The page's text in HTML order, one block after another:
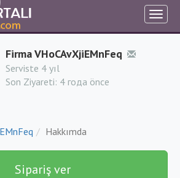
Firma VHoCAvXjiEMnFeq
Serviste 4 yıl
Son Ziyareti: 4 года önce
Hakkımda
Sipariş ver